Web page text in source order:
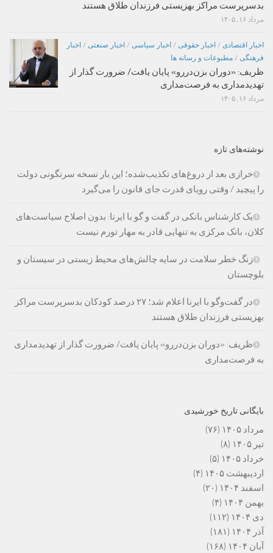
بدسرپرست مراکز بهزیستی فرزندان طلاق هستند
مرداد ۱۶, ۱۴۰۵
اخبار اقتصادی / اخبار حقوقی / اخبار سیاسی / اخبار صنعتی / اخبار
فرهنگی / مطبوعات و رسانه ها
ظریف: «دوران بزن‌دررو» پایان یافت/ ضرورت گذار از
تهدیدمداری به فرصت‌مداری
مرداد ۱۶, ۱۴۰۵
نوشته‌های تازه
خرازی بعد از دروغ‌های تکذیب‌شده؛ این بار نسخه سرنگونی دولت
را پیچید / وقتی رویای قدرت جای قانون را می‌گیرد
یک کارشناس بانکی در گفت و گو با ایرنا: بدون اصلاح سیاست‌های
کلان، بانک مرکزی به تنهایی قادر به مهار تورم نیست
زنگ خطر سلامت در سایه چالش‌های محیط زیستی در سیستان و
بلوچستان
در گفت‌وگو با ایرنا اعلام شد؛ ۲۷ درصد کودکان بدسرپرست مراکز
بهزیستی فرزندان طلاق هستند
ظریف: «دوران بزن‌دررو» پایان یافت/ ضرورت گذار از تهدیدمداری
به فرصت‌مداری
بایگانی تاریخ خورشیدی
مرداد ۱۴۰۵
(۷۶)
تیر ۱۴۰۵
(۸)
خرداد ۱۴۰۵
(۵)
اردیبهشت ۱۴۰۵
(۴)
اسفند ۱۴۰۴
(۲۰)
بهمن ۱۴۰۴
(۴)
دی ۱۴۰۴
(۱۱۲)
آذر ۱۴۰۴
(۱۸۱)
آبان ۱۴۰۴
(۱۶۸)